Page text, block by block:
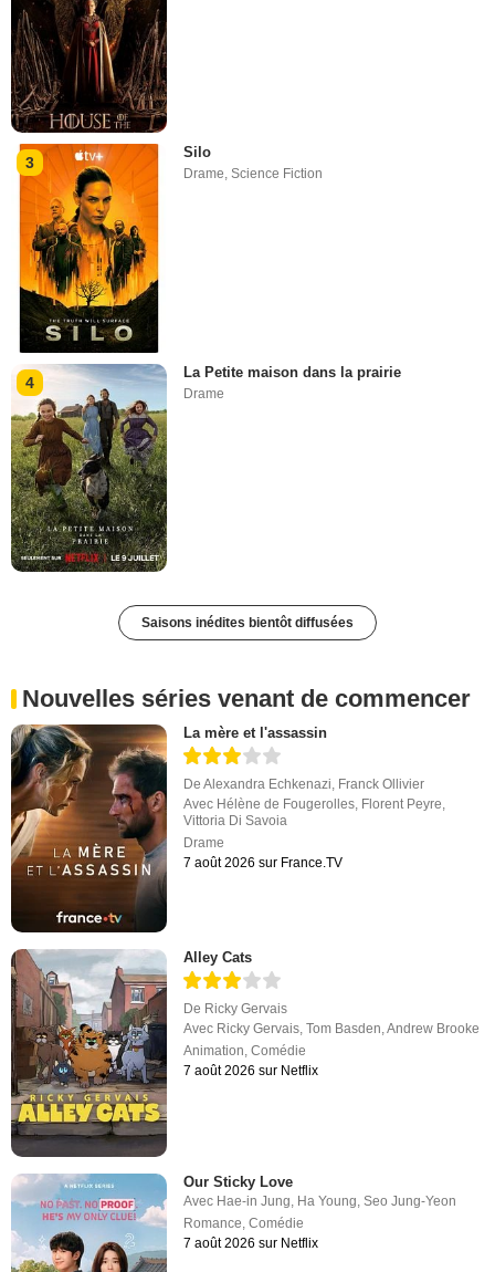
3
Silo
Drame,Science Fiction
4
La Petite maison dans la prairie
Drame
Saisons inédites bientôt diffusées
Nouvelles séries venant de commencer
La mère et l'assassin
DeAlexandra Echkenazi, Franck Ollivier
Avec Hélène de Fougerolles, Florent Peyre,
Vittoria Di Savoia
Drame
7 août 2026 sur France.TV
Alley Cats
De Ricky Gervais
Avec Ricky Gervais,Tom Basden,Andrew Brooke
Animation,Comédie
7 août 2026 sur Netflix
Our Sticky Love
Avec Hae-in Jung, Ha Young,Seo Jung-Yeon
Romance,Comédie
7 août 2026 sur Netflix